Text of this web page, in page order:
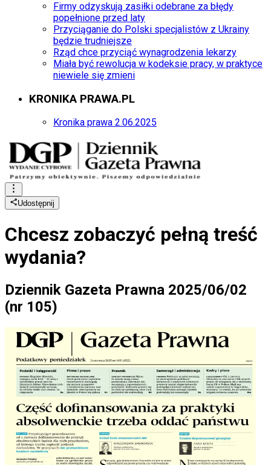
Firmy odzyskują zasiłki odebrane za błędy
popełnione przed laty
Przyciąganie do Polski specjalistów z Ukrainy
będzie trudniejsze
Rząd chce przyciąć wynagrodzenia lekarzy
Miała być rewolucja w kodeksie pracy, w praktyce
niewiele się zmieni
KRONIKA PRAWA.PL
Kronika prawa 2.06.2025
Udostępnij
Chcesz zobaczyć pełną treść
wydania?
Dziennik Gazeta Prawna 2025/06/02
(nr 105)